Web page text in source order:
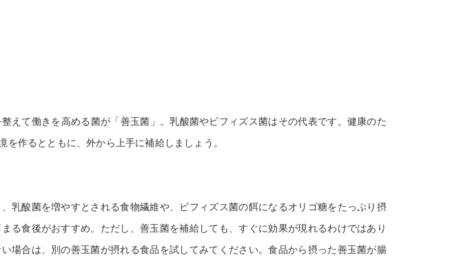
えて働きを高める菌が「善玉菌」。乳酸菌やビフィズス菌はその代表です。健康のた
作るとともに、外から上手に補給しましょう。
酸菌を増やすとされる食物繊維や、ビフィズス菌の餌になるオリゴ糖をたっぷり摂
る食後がおすすめ。ただし、善玉菌を補給しても、すぐに効果が現れるわけではあり
場合は、別の善玉菌が摂れる食品を試してみてください。食品から摂った善玉菌が腸